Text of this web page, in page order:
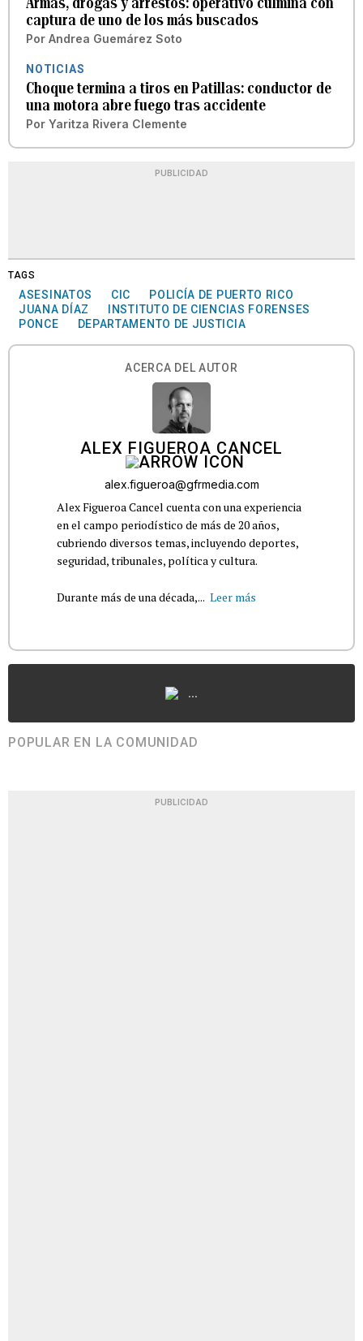
captura de uno de los más buscados
Por Andrea Guemárez Soto
NOTICIAS
Choque termina a tiros en Patillas: conductor de
una motora abre fuego tras accidente
Por Yaritza Rivera Clemente
PUBLICIDAD
TAGS
ASESINATOS CIC
POLICÍA DE PUERTO RICO
JUANA DÍAZ
INSTITUTO DE CIENCIAS FORENSES
PONCE
DEPARTAMENTO DE JUSTICIA
ACERCA DEL AUTOR
ALEX FIGUEROA CANCEL
alex.figueroa@gfrmedia.com
Alex Figueroa Cancel cuenta con una experiencia
en el campo periodístico de más de 20 años,
cubriendo diversos temas, incluyendo deportes,
seguridad, tribunales, política y cultura.
Durante más de una década,... Leer más
...
POPULAR EN LA COMUNIDAD
PUBLICIDAD